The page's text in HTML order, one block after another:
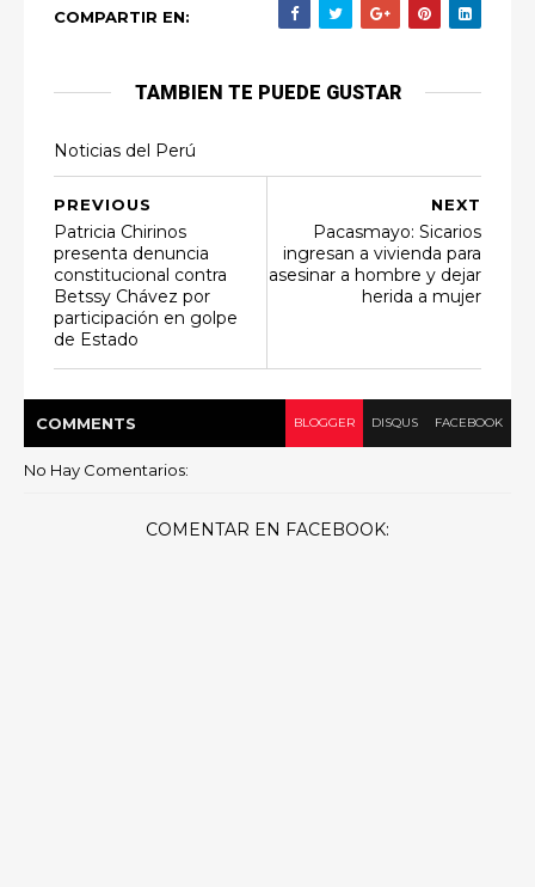
COMPARTIR EN:
TAMBIEN TE PUEDE GUSTAR
Noticias del Perú
NEXT
Pacasmayo: Sicarios
ingresan a vivienda para
asesinar a hombre y dejar
herida a mujer
PREVIOUS
Patricia Chirinos
presenta denuncia
constitucional contra
Betssy Chávez por
participación en golpe
de Estado
COMMENTS BLOGGER DISQUS FACEBOOK
No Hay Comentarios:
COMENTAR EN FACEBOOK: